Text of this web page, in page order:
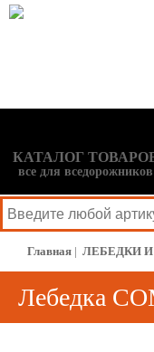
КАТАЛОГ
все для вседорожников
Главная | ЛЕБЕДКИ
Лебедка